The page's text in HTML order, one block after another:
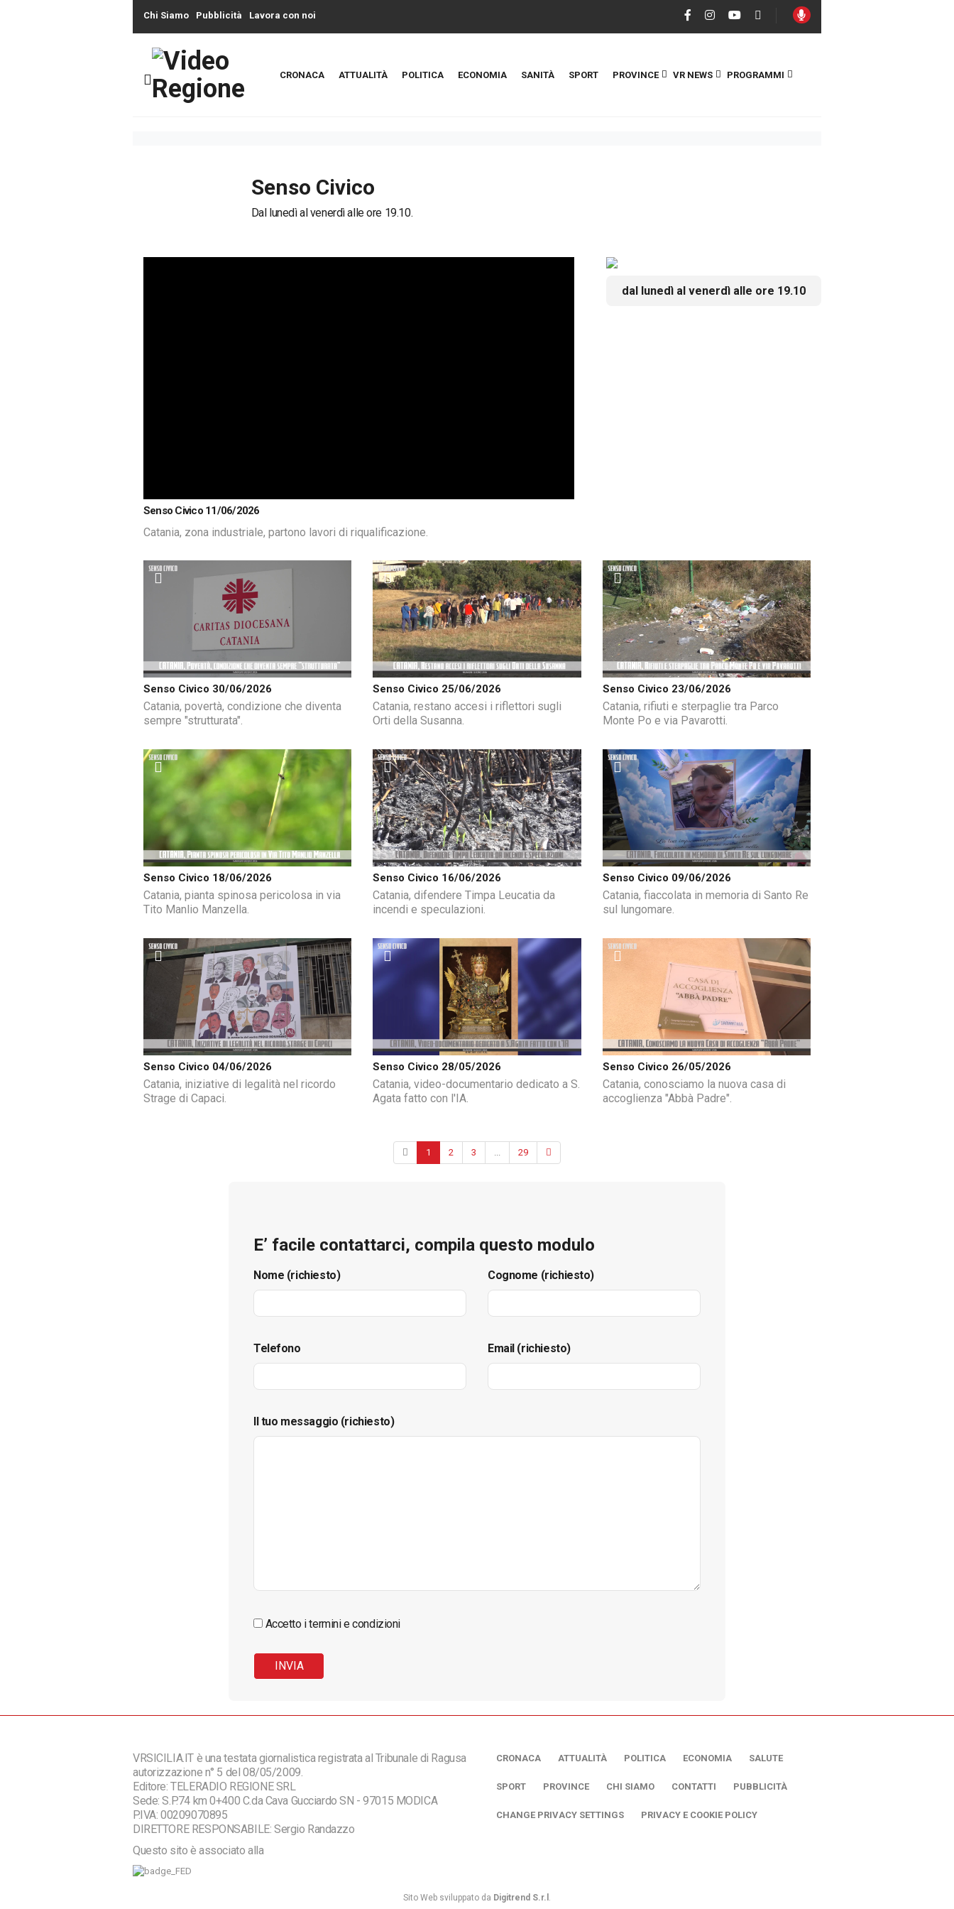
Chi Siamo Pubblicità Lavora con noi
CRONACA ATTUALITÀ POLITICA ECONOMIA SANITÀ SPORT PROVINCE VR NEWS PROGRAMMI
Senso Civico
Dal lunedì al venerdì alle ore 19.10.
Senso Civico 11/06/2026
Catania, zona industriale, partono lavori di riqualificazione.
dal lunedì al venerdì alle ore 19.10
Senso Civico 30/06/2026
Catania, povertà, condizione che diventa
sempre "strutturata".
Senso Civico 25/06/2026
Catania, restano accesi i riflettori sugli
Orti della Susanna.
Senso Civico 23/06/2026
Catania, rifiuti e sterpaglie tra Parco
Monte Po e via Pavarotti.
Senso Civico 18/06/2026
Catania, pianta spinosa pericolosa in via
Tito Manlio Manzella.
Senso Civico 16/06/2026
Catania, difendere Timpa Leucatia da
incendi e speculazioni.
Senso Civico 09/06/2026
Catania, fiaccolata in memoria di Santo Re
sul lungomare.
Senso Civico 04/06/2026
Catania, iniziative di legalità nel ricordo
Strage di Capaci.
Senso Civico 28/05/2026
Catania, video-documentario dedicato a S.
Agata fatto con l'IA.
Senso Civico 26/05/2026
Catania, conosciamo la nuova casa di
accoglienza "Abbà Padre".
1 2 3 29
E’ facile contattarci, compila questo modulo
Nome (richiesto) Cognome (richiesto)
Telefono Email (richiesto)
Il tuo messaggio (richiesto)
Accetto i termini e condizioni
VRSICILIA.IT è una testata giornalistica registrata al Tribunale di Ragusa
autorizzazione n° 5 del 08/05/2009.
Editore: TELERADIO REGIONE SRL
Sede: S.P.74 km 0+400 C.da Cava Gucciardo SN - 97015 MODICA
P.IVA: 00209070895
DIRETTORE RESPONSABILE: Sergio Randazzo
Questo sito è associato alla
CRONACA ATTUALITÀ POLITICA ECONOMIA SALUTE
SPORT PROVINCE CHI SIAMO CONTATTI PUBBLICITÀ
CHANGE PRIVACY SETTINGS PRIVACY E COOKIE POLICY
Sito Web sviluppato da Digitrend S.r.l .